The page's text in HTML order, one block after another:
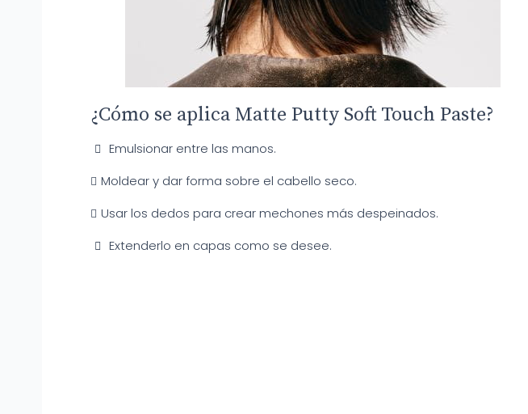
¿Cómo se aplica Matte Putty Soft Touch Paste?
Emulsionar entre las manos.
Moldear y dar forma sobre el cabello seco.
Usar los dedos para crear mechones más despeinados.
Extenderlo en capas como se desee.